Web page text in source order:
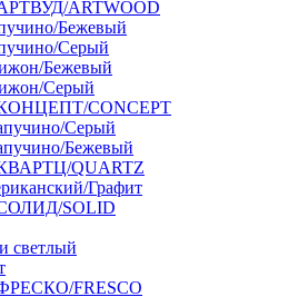
АРТВУД/ARTWOOD
Бежевый
Серый
Бежевый
Серый
КОНЦЕПТ/CONCEPT
Серый
Бежевый
КВАРТЦ/QUARTZ
Графит
СОЛИД/SOLID
светлый
ФРЕСКО/FRESCO